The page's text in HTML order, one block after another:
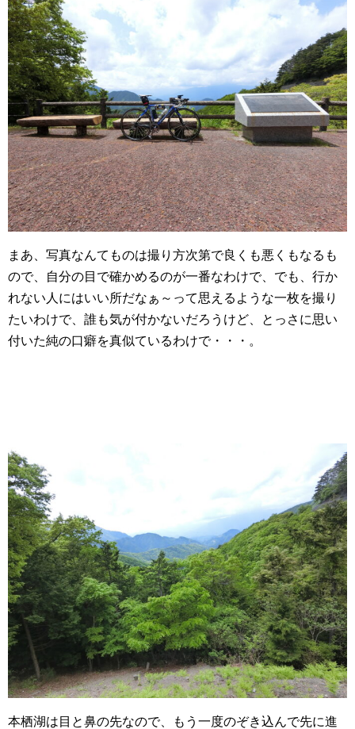
まあ、写真なんてものは撮り方次第で良くも悪くもなるも
ので、自分の目で確かめるのが一番なわけで、でも、行か
れない人にはいい所だなぁ～って思えるような一枚を撮り
たいわけで、誰も気が付かないだろうけど、とっさに思い
付いた純の口癖を真似ているわけで・・・。
本栖湖は目と鼻の先なので、もう一度のぞき込んで先に進